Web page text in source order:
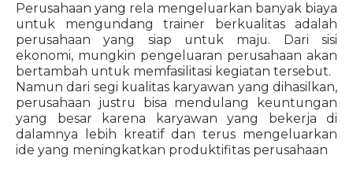
Perusahaan yang rela mengeluarkan banyak biaya
untuk mengundang trainer berkualitas adalah
perusahaan yang siap untuk maju. Dari sisi
ekonomi, mungkin pengeluaran perusahaan akan
bertambah untuk memfasilitasi kegiatan tersebut.
Namun dari segi kualitas karyawan yang dihasilkan,
perusahaan justru bisa mendulang keuntungan
yang besar karena karyawan yang bekerja di
dalamnya lebih kreatif dan terus mengeluarkan
ide yang meningkatkan produktifitas perusahaan